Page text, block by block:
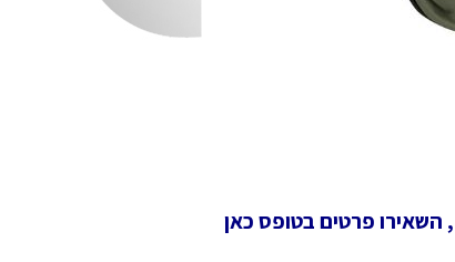
, השאירו פרטים בטופס כאן